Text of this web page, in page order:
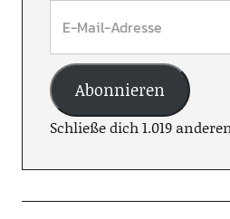
Abonnieren
Schließe dich 1.019